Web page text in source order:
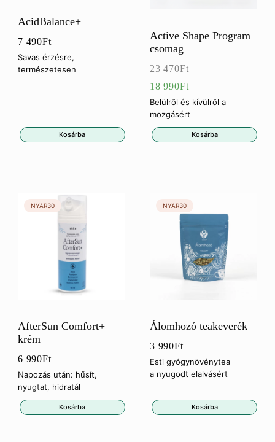
AcidBalance+
7 490Ft
Savas érzésre,
természetesen
Kosárba
Active Shape Program
csomag
23 470Ft
Eredeti
ár:
23
470Ft.
18 990Ft
Jelenlegi
ár:
18
Belülről és kívülről a
mozgásért
Kosárba
AfterSun Comfort+
krém
6 990Ft
Napozás után: hűsít,
nyugtat, hidratál
Kosárba
Álomhozó teakeverék
3 990Ft
Esti gyógynövénytea
a nyugodt elalvásért
Kosárba